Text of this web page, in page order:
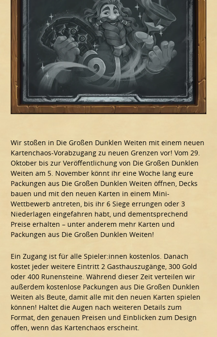
Wir stoßen in Die Großen Dunklen Weiten mit einem neuen
Kartenchaos-Vorabzugang zu neuen Grenzen vor! Vom 29.
Oktober bis zur Veröffentlichung von Die Großen Dunklen
Weiten am 5. November könnt ihr eine Woche lang eure
Packungen aus Die Großen Dunklen Weiten öffnen, Decks
bauen und mit den neuen Karten in einem Mini-
Wettbewerb antreten, bis ihr 6 Siege errungen oder 3
Niederlagen eingefahren habt, und dementsprechend
Preise erhalten – unter anderem mehr Karten und
Packungen aus Die Großen Dunklen Weiten!
Ein Zugang ist für alle Spieler:innen kostenlos. Danach
kostet jeder weitere Eintritt 2 Gasthauszugänge, 300 Gold
oder 400 Runensteine. Während dieser Zeit verteilen wir
außerdem kostenlose Packungen aus Die Großen Dunklen
Weiten als Beute, damit alle mit den neuen Karten spielen
können! Haltet die Augen nach weiteren Details zum
Format, den genauen Preisen und Einblicken zum Design
offen, wenn das Kartenchaos erscheint.